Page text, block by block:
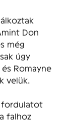
Don
még
úgy
Romayne
velük.
fordulatot
falhoz